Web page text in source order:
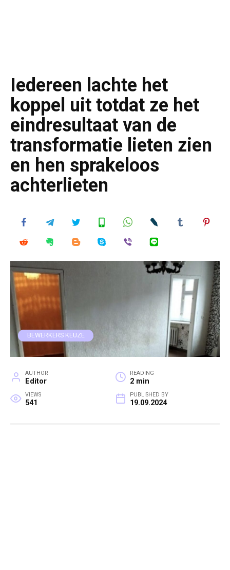
Iedereen lachte het
koppel uit totdat ze het
eindresultaat van de
transformatie lieten zien
en hen sprakeloos
achterlieten
BEWERKERS KEUZE
AUTHOR
Editor
READING
2 min
VIEWS
541
PUBLISHED BY
19.09.2024